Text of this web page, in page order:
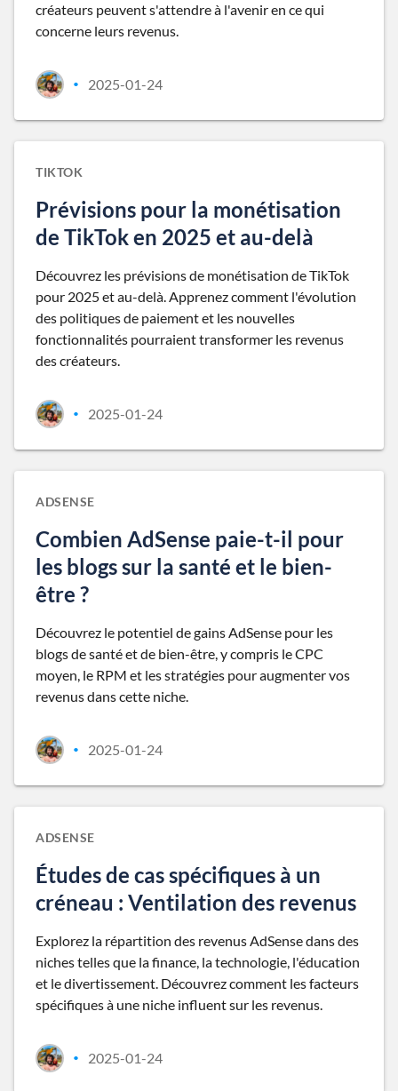
créateurs peuvent s'attendre à l'avenir en ce qui
concerne leurs revenus.
• 2025-01-24
TIKTOK
Prévisions pour la monétisation
de TikTok en 2025 et au-delà
Découvrez les prévisions de monétisation de TikTok
pour 2025 et au-delà. Apprenez comment l'évolution
des politiques de paiement et les nouvelles
fonctionnalités pourraient transformer les revenus
des créateurs.
• 2025-01-24
ADSENSE
Combien AdSense paie-t-il pour
les blogs sur la santé et le bien-
être ?
Découvrez le potentiel de gains AdSense pour les
blogs de santé et de bien-être, y compris le CPC
moyen, le RPM et les stratégies pour augmenter vos
revenus dans cette niche.
• 2025-01-24
ADSENSE
Études de cas spécifiques à un
créneau : Ventilation des revenus
Explorez la répartition des revenus AdSense dans des
niches telles que la finance, la technologie, l'éducation
et le divertissement. Découvrez comment les facteurs
spécifiques à une niche influent sur les revenus.
• 2025-01-24